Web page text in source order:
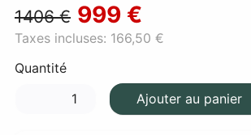
1406 € 999 €
Taxes incluses: 166,50 €
Quantité
Ajouter au panier